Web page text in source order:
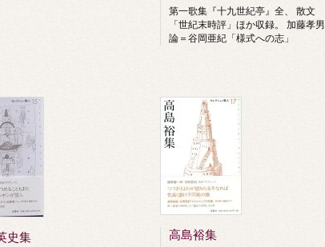
第一歌集『十九世紀亭』全、 散文
「世紀末時評」ほか収録。 加藤孝男
論＝谷岡亜紀「様式への志」
史集 高島裕集